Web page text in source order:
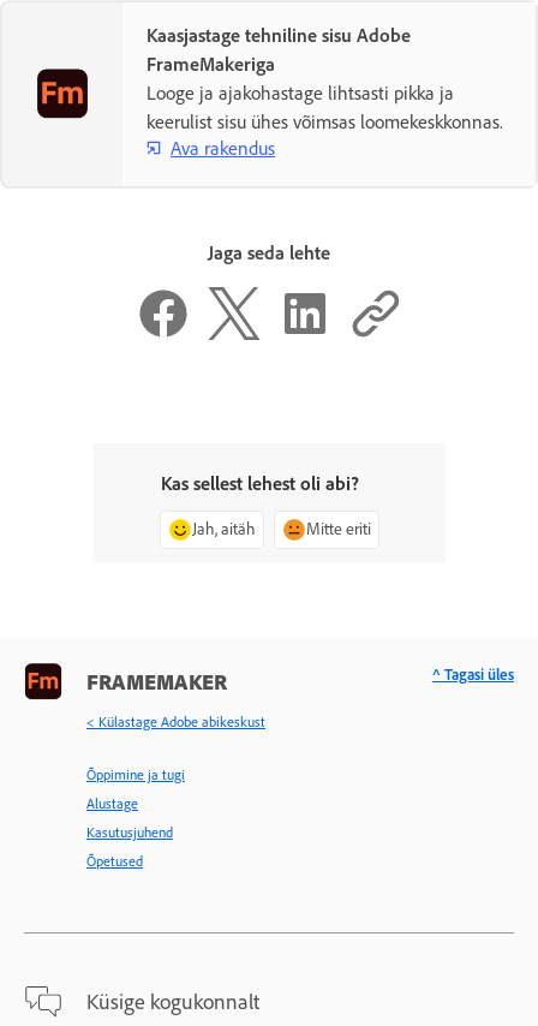
Kaasjastage tehniline sisu Adobe
FrameMakeriga
Looge ja ajakohastage lihtsasti pikka ja
keerulist sisu ühes võimsas loomekeskkonnas.
Ava rakendus
Jaga seda lehte
Kas sellest lehest oli abi?
Jah, aitäh Mitte eriti
FRAMEMAKER
< Külastage Adobe abikeskust
Õppimine ja tugi
Alustage
Kasutusjuhend
Õpetused
Küsige kogukonnalt
^ Tagasi üles